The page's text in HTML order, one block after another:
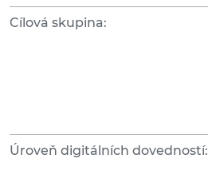
Cílová skupina:
Úroveň digitálních dovedností: